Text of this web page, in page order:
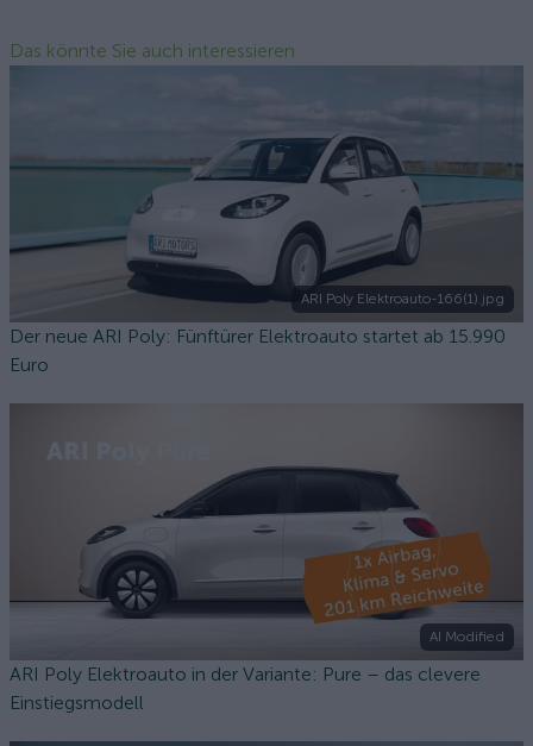
Das könnte Sie auch interessieren
ARI Poly Elektroauto-166(1).jpg
Der neue ARI Poly: Fünftürer Elektroauto startet ab 15.990
Euro
AI Modified
ARI Poly Elektroauto in der Variante: Pure – das clevere
Einstiegsmodell